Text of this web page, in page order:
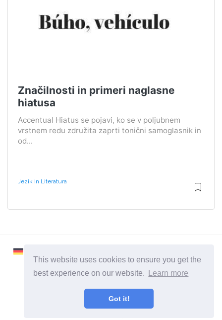
This website uses cookies to ensure you get the
best experience on our website.
Learn more
Got it!
Značilnosti in primeri naglasne
hiatusa
Accentual Hiatus se pojavi, ko se v poljubnem
vrstnem redu združita zaprti tonični samoglasnik in
od...
Jezik In Literatura
2026 ©Learnaboutworld
Vse kategorije